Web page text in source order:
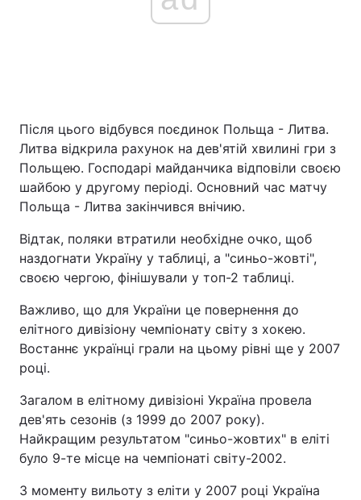
Після цього відбувся поєдинок Польща - Литва.
Литва відкрила рахунок на дев'ятій хвилині гри з
Польщею. Господарі майданчика відповіли своєю
шайбою у другому періоді. Основний час матчу
Польща - Литва закінчився внічию.
Відтак, поляки втратили необхідне очко, щоб
наздогнати Україну у таблиці, а "синьо-жовті",
своєю чергою, фінішували у топ-2 таблиці.
Важливо, що для України це повернення до
елітного дивізіону чемпіонату світу з хокею.
Востаннє українці грали на цьому рівні ще у 2007
році.
Загалом в елітному дивізіоні Україна провела
дев'ять сезонів (з 1999 до 2007 року).
Найкращим результатом "синьо-жовтих" в еліті
було 9-те місце на чемпіонаті світу-2002.
З моменту вильоту з еліти у 2007 році Україна